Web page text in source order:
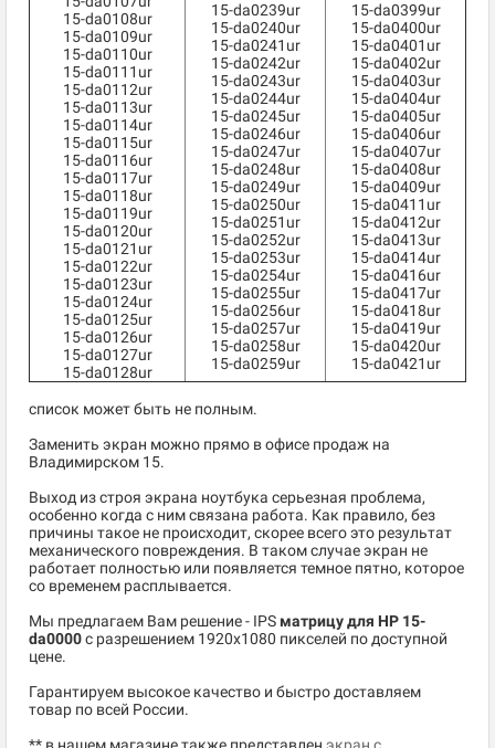
15-da0108ur
15-da0109ur
15-da0110ur
15-da0111ur
15-da0112ur
15-da0113ur
15-da0114ur
15-da0115ur
15-da0116ur
15-da0117ur
15-da0118ur
15-da0119ur
15-da0120ur
15-da0121ur
15-da0122ur
15-da0123ur
15-da0124ur
15-da0125ur
15-da0126ur
15-da0127ur
15-da0128ur
15-da0239ur
15-da0240ur
15-da0241ur
15-da0242ur
15-da0243ur
15-da0244ur
15-da0245ur
15-da0246ur
15-da0247ur
15-da0248ur
15-da0249ur
15-da0250ur
15-da0251ur
15-da0252ur
15-da0253ur
15-da0254ur
15-da0255ur
15-da0256ur
15-da0257ur
15-da0258ur
15-da0259ur
15-da0399ur
15-da0400ur
15-da0401ur
15-da0402ur
15-da0403ur
15-da0404ur
15-da0405ur
15-da0406ur
15-da0407ur
15-da0408ur
15-da0409ur
15-da0411ur
15-da0412ur
15-da0413ur
15-da0414ur
15-da0416ur
15-da0417ur
15-da0418ur
15-da0419ur
15-da0420ur
15-da0421ur
список может быть не полным.
Заменить экран можно прямо в офисе продаж на
Владимирском 15.
Выход из строя экрана ноутбука серьезная проблема,
особенно когда с ним связана работа. Как правило, без
причины такое не происходит, скорее всего это результат
механического повреждения. В таком случае экран не
работает полностью или появляется темное пятно, которое
со временем расплывается.
Мы предлагаем Вам решение - IPS матрицу для HP 15-
da0000c разрешением 1920x1080 пикселей по доступной
цене.
Гарантируем высокое качество и быстро доставляем
товар по всей России.